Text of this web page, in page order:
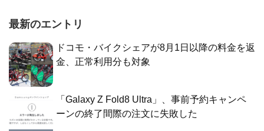
最新のエントリ
ドコモ・バイクシェアが8月1日以降の料金を返
金、正常利用分も対象
「Galaxy Z Fold8 Ultra」、事前予約キャンペ
ーンの終了間際の注文に失敗した